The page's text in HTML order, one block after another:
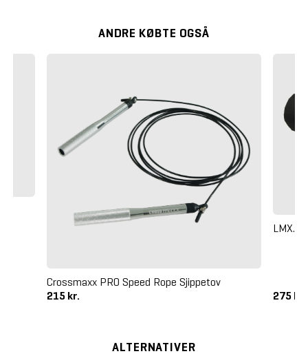
ANDRE KØBTE OGSÅ
Crossmaxx PRO Speed Rope Sjippetov
215 kr.
LMX.
275 kr.
ALTERNATIVER